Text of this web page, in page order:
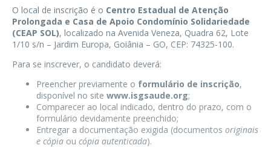
O local de inscrição é o Centro Estadual de Atenção
Prolongada e Casa de Apoio Condomínio Solidariedade
(CEAP SOL), localizado na Avenida Veneza, Quadra 62, Lote
1/10 s/n – Jardim Europa, Goiânia – GO, CEP: 74325-100.
Para se inscrever, o candidato deverá:
Preencher previamente o formulário de inscrição,
disponível no site www.isgsaude.org;
Comparecer ao local indicado, dentro do prazo, com o
formulário devidamente preenchido;
Entregar a documentação exigida (documentos originais
e cópia ou cópia autenticada).